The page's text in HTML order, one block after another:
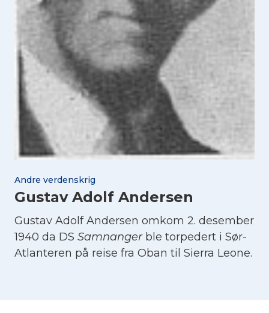
Andre verdenskrig
Gustav Adolf Andersen
Gustav Adolf Andersen omkom 2. desember
1940 da DS Samnangerble torpedert i Sør-
Atlanteren på reise fra Oban til Sierra Leone.